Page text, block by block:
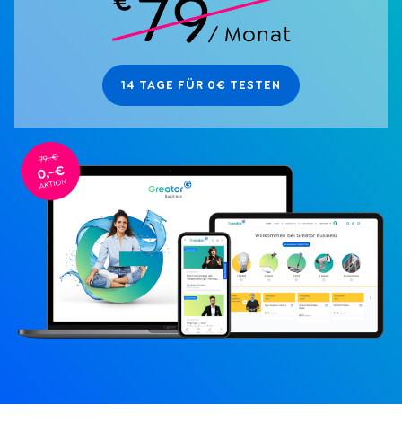
14 TAGE FÜR 0€ TESTEN